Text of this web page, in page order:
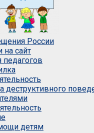
России
на сайт
деструктивного
детям